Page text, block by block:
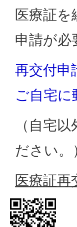
医療証
申請が必
再交付申
ご自宅に
（自宅
ださい。
医療証再